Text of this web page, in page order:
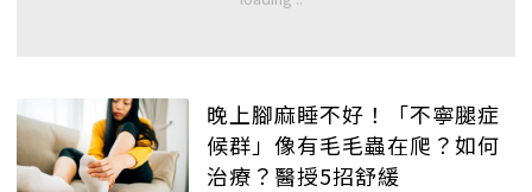
晚上腳麻睡不好！「不寧腿症
候群」像有毛毛蟲在爬？如何
治療？醫授5招舒緩